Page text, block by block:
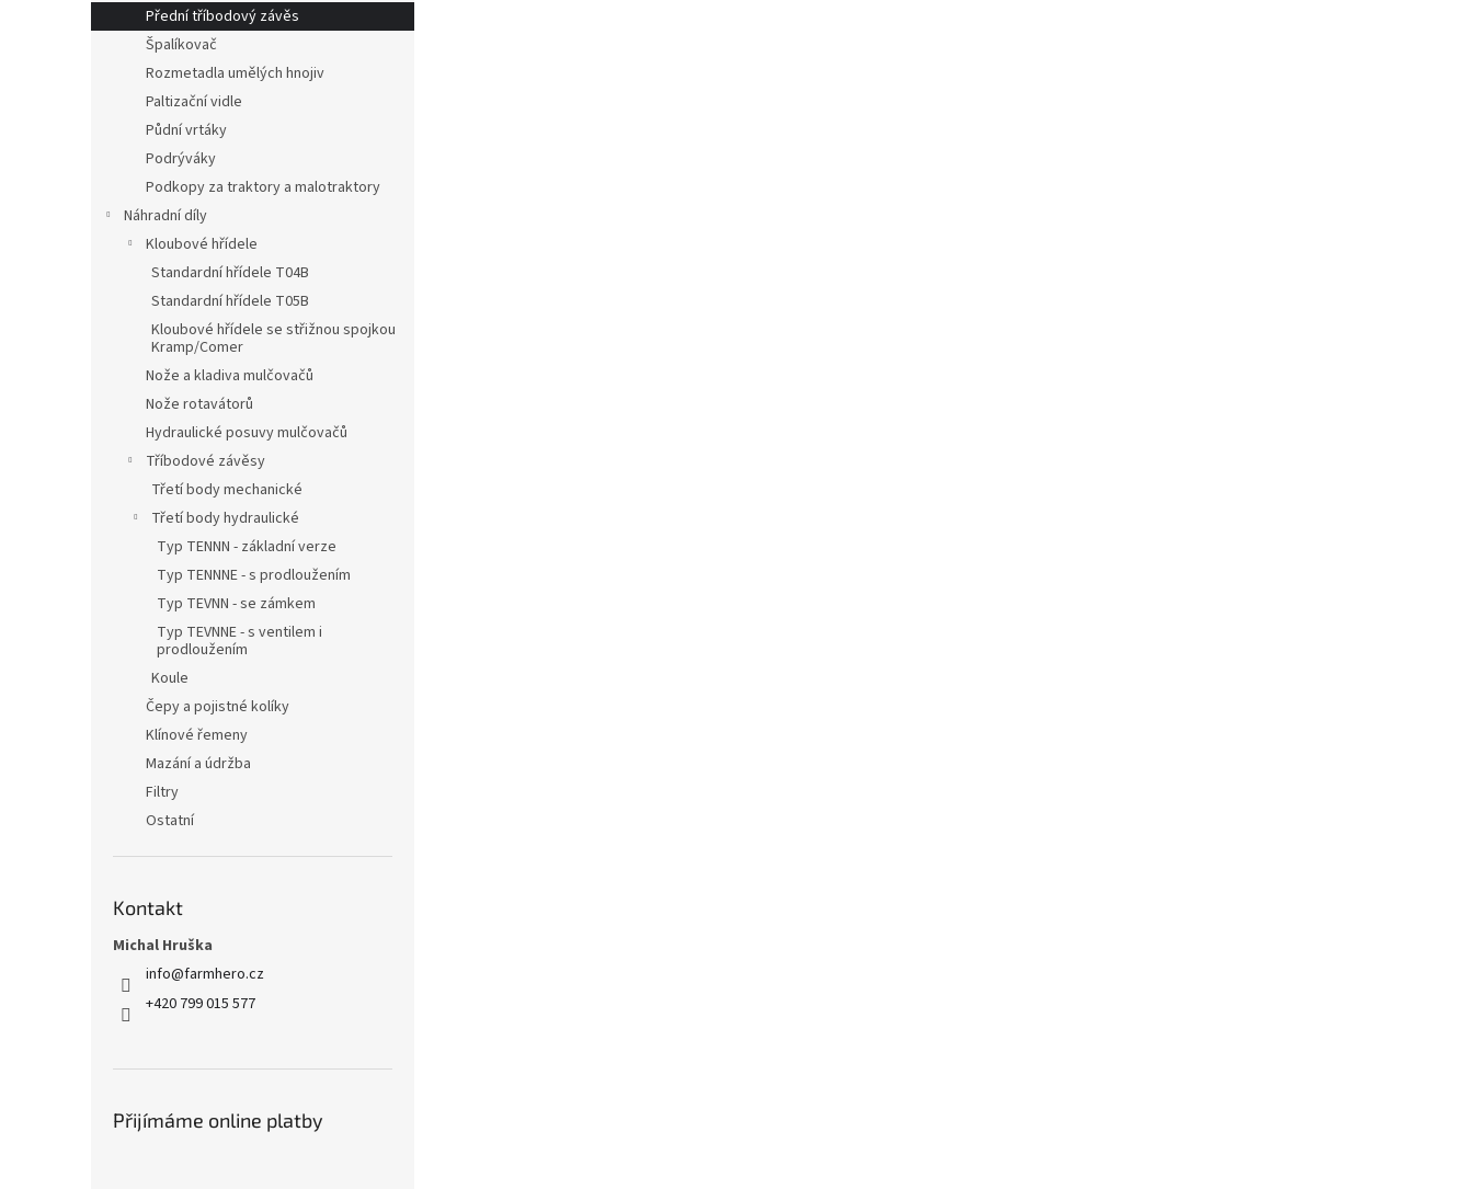
Přední tříbodový závěs
Špalíkovač
Rozmetadla umělých hnojiv
Paltizační vidle
Půdní vrtáky
Podrýváky
Podkopy za traktory a malotraktory
Náhradní díly
Kloubové hřídele
Standardní hřídele T04B
Standardní hřídele T05B
Kloubové hřídele se střižnou spojkou
Kramp/Comer
Nože a kladiva mulčovačů
Nože rotavátorů
Hydraulické posuvy mulčovačů
Tříbodové závěsy
Třetí body mechanické
Třetí body hydraulické
Typ TENNN - základní verze
Typ TENNNE - s prodloužením
Typ TEVNN - se zámkem
Typ TEVNNE - s ventilem i
prodloužením
Koule
Čepy a pojistné kolíky
Klínové řemeny
Mazání a údržba
Filtry
Ostatní
Kontakt
Michal Hruška
info@farmhero.cz
+420 799 015 577
Přijímáme online platby